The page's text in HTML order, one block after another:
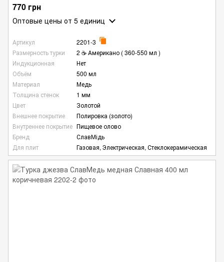
770 грн
Оптовые цены от 5 единиц
Артикул
2201-3
Размерность турки
2 ☕ Американо ( 360-550 мл )
Индукционная
Нет
Объём
500 мл
Материал
Медь
Толщина стенок
1 мм
Цвет
Золотой
Внешнее покрытие
Полировка (золото)
Внутреннее покрытие Пищевое олово
Бренд
СлавМідь
Для плит
Газовая, Электрическая, Стеклокерамическая